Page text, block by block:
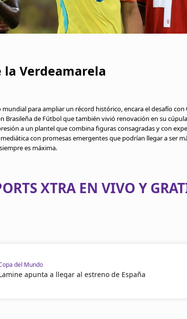
la Verdeamarela
para ampliar un récord histórico, encara el desafío con
Brasileña de Fútbol que también vivió renovación en su
a un plantel que combina figuras consagradas y con
con promesas emergentes que podrían llegar a ser
es máxima.
XTRA EN VIVO Y
del Mundo
apunta a llegar al estreno de España